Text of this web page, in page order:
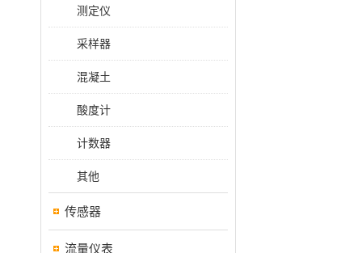
测定仪
采样器
混凝土
酸度计
计数器
其他
传感器
流量仪表